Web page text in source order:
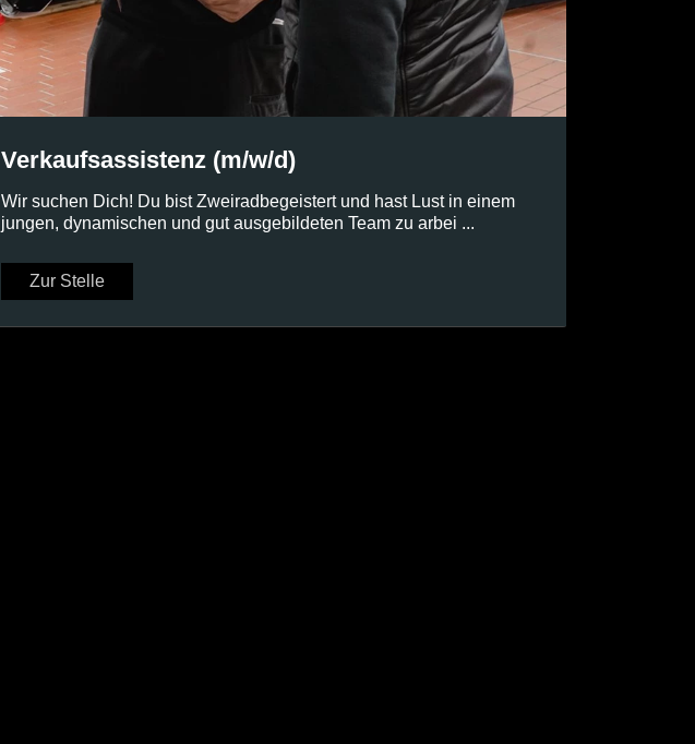
Verkaufsassistenz (m/w/d)
Wir suchen Dich! Du bist Zweiradbegeistert und hast Lust in einem
jungen, dynamischen und gut ausgebildeten Team zu arbei ...
Zur Stelle